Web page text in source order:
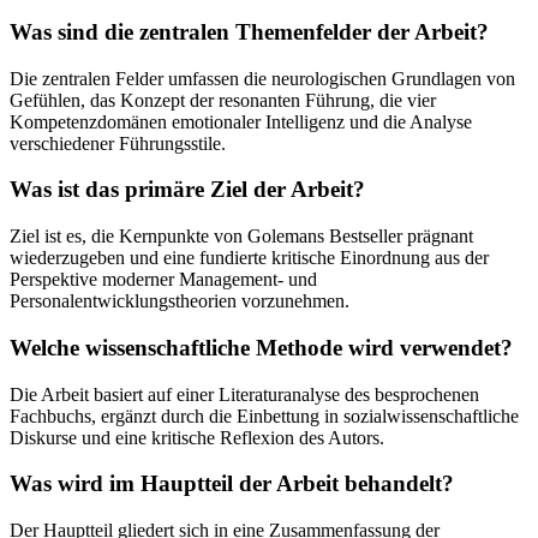
Was sind die zentralen Themenfelder der Arbeit?
Die zentralen Felder umfassen die neurologischen Grundlagen von
Gefühlen, das Konzept der resonanten Führung, die vier
Kompetenzdomänen emotionaler Intelligenz und die Analyse
verschiedener Führungsstile.
Was ist das primäre Ziel der Arbeit?
Ziel ist es, die Kernpunkte von Golemans Bestseller prägnant
wiederzugeben und eine fundierte kritische Einordnung aus der
Perspektive moderner Management- und
Personalentwicklungstheorien vorzunehmen.
Welche wissenschaftliche Methode wird verwendet?
Die Arbeit basiert auf einer Literaturanalyse des besprochenen
Fachbuchs, ergänzt durch die Einbettung in sozialwissenschaftliche
Diskurse und eine kritische Reflexion des Autors.
Was wird im Hauptteil der Arbeit behandelt?
Der Hauptteil gliedert sich in eine Zusammenfassung der